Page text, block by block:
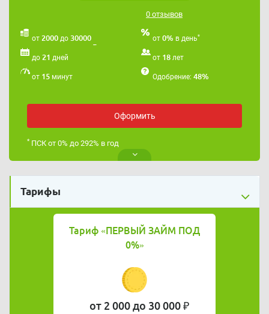
0 отзывов
от 2000 до 30000 от 0% в день*
до 21 дней от 18 лет
от 15 минут Одобрение: 48%
Оформить
*ПСК от 0% до 292% в год
Тарифы
Тариф «ПЕРВЫЙ ЗАЙМ ПОД
0%»
от 2 000 до 30 000 ₽